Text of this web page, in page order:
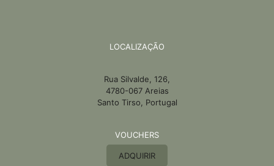
LOCALIZAÇÃO
Rua Silvalde, 126,
4780-067 Areias
Santo Tirso, Portugal
VOUCHERS
ADQUIRIR